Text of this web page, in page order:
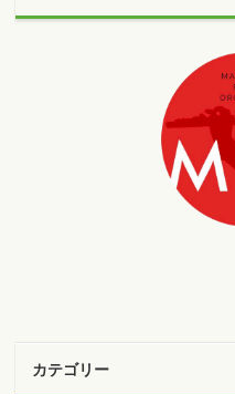
カテゴリー